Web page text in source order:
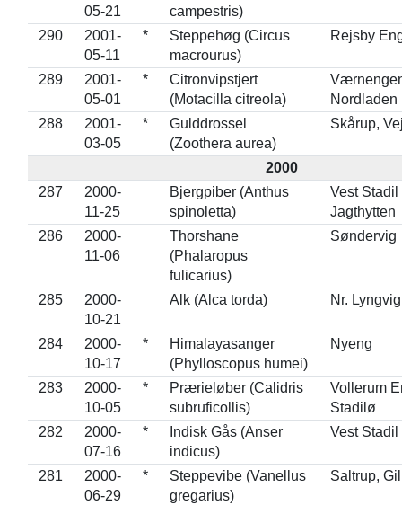
05-21
campestris)
290
2001-
05-11
*
Steppehøg (Circus
macrourus)
Rejsby
289
2001-
05-01
*
Citronvipstjert
(Motacilla citreola)
Nordladen
288
2001-
03-05
*
Gulddrossel
(Zoothera aurea)
Skårup,
2000
287
2000-
11-25
Bjergpiber (Anthus
spinoletta)
Vest Stadil
Jagthytten
286
2000-
11-06
Thorshane
(Phalaropus
fulicarius)
Søndervig
285
2000-
10-21
Alk (Alca torda) Nr. Lyngvig
284
2000-
10-17
*
Himalayasanger
(Phylloscopus humei)
Nyeng
283
2000-
10-05
*
Prærieløber (Calidris
subruficollis)
Vollerum
Stadilø
282
2000-
07-16
*
Indisk Gås (Anser
indicus)
Vest Stadil
281
2000-
06-29
*
Steppevibe (Vanellus
gregarius)
Saltrup,